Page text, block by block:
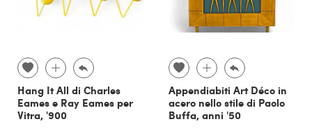
Hang It All di Charles
Eames e Ray Eames per
Vitra, '900
Appendiabiti Art Déco in
acero nello stile di Paolo
Buffa, anni '50